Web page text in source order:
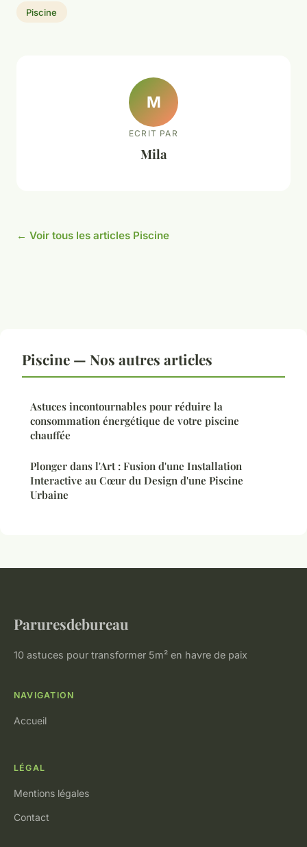
Piscine
M
ECRIT PAR
Mila
← Voir tous les articles Piscine
Piscine — Nos autres articles
Astuces incontournables pour réduire la
consommation énergétique de votre piscine
chauffée
Plonger dans l'Art : Fusion d'une Installation
Interactive au Cœur du Design d'une Piscine
Urbaine
Paruresdebureau
10 astuces pour transformer 5m² en havre de paix
NAVIGATION
Accueil
LÉGAL
Mentions légales
Contact